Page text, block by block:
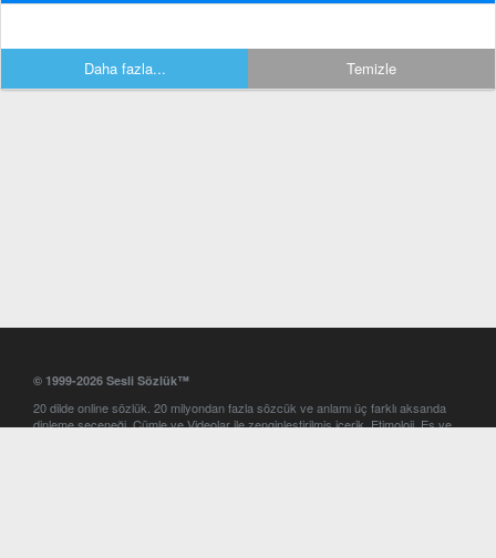
Daha fazla... Temizle
© 1999-2026 Sesli Sözlük™
20 dilde online sözlük. 20 milyondan fazla sözcük ve anlamı üç farklı aksanda
dinleme seçeneği. Cümle ve Videolar ile zenginleştirilmiş içerik. Etimoloji, Eş ve